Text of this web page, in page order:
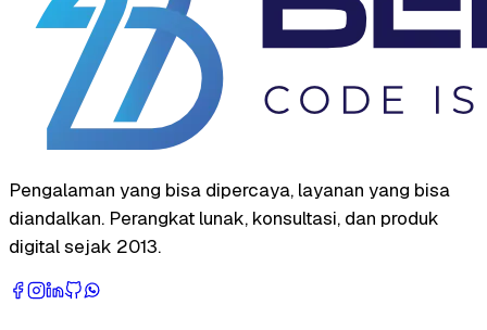
Pengalaman yang bisa dipercaya, layanan yang bisa
diandalkan. Perangkat lunak, konsultasi, dan produk
digital sejak 2013.